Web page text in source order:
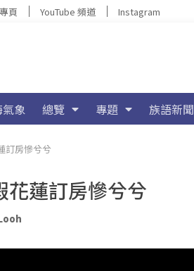
頁 YouTube 頻道 Instagram
象 總覽 專題 族語新聞
訂房慘兮兮
花蓮訂房慘兮兮
Looh